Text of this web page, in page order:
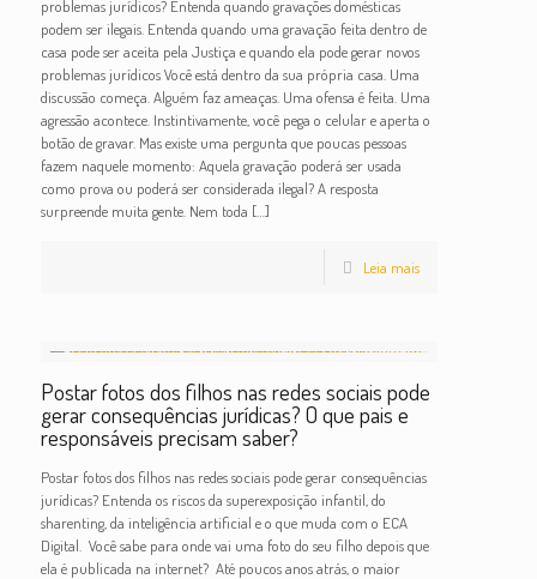
problemas jurídicos? Entenda quando gravações domésticas
podem ser ilegais. Entenda quando uma gravação feita dentro de
casa pode ser aceita pela Justiça e quando ela pode gerar novos
problemas jurídicos Você está dentro da sua própria casa. Uma
discussão começa. Alguém faz ameaças. Uma ofensa é feita. Uma
agressão acontece. Instintivamente, você pega o celular e aperta o
botão de gravar. Mas existe uma pergunta que poucas pessoas
fazem naquele momento: Aquela gravação poderá ser usada
como prova ou poderá ser considerada ilegal? A resposta
surpreende muita gente. Nem toda […]
Leia mais
Postar fotos dos filhos nas redes sociais pode
gerar consequências jurídicas? O que pais e
responsáveis precisam saber?
Postar fotos dos filhos nas redes sociais pode gerar consequências
jurídicas? Entenda os riscos da superexposição infantil, do
sharenting, da inteligência artificial e o que muda com o ECA
Digital. Você sabe para onde vai uma foto do seu filho depois que
ela é publicada na internet? Até poucos anos atrás, o maior